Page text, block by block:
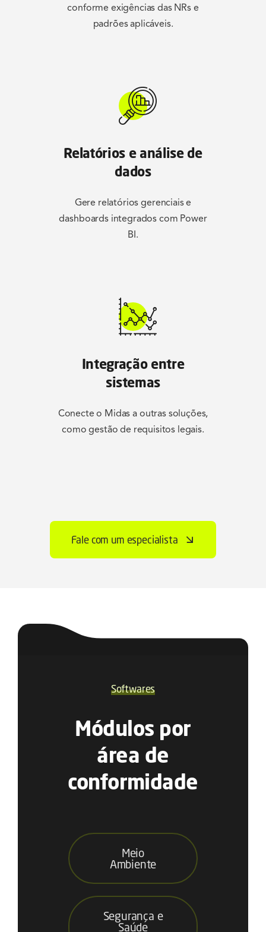
conforme exigências das NRs e
padrões aplicáveis.
Relatórios e análise de
dados
Gere relatórios gerenciais e
dashboards integrados com Power
BI.
Integração entre
sistemas
Conecte o Midas a outras soluções,
como gestão de requisitos legais.
Fale com um especialista
Softwares
Módulos por
área de
conformidade
Meio
Ambiente
Segurança e
Saúde